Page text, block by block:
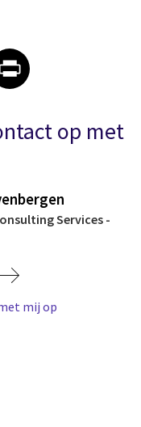
article on Print
op met
Services -
mij op